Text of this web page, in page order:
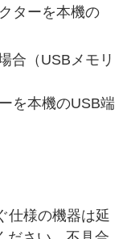
ターを本機の
合（USBメモリ
を本機のUSB端
仕様の機器は延